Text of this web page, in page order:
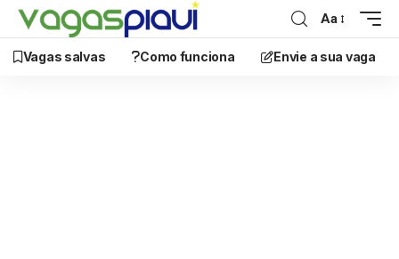
Aa
Vagas salvas Como funciona Envie a sua vaga